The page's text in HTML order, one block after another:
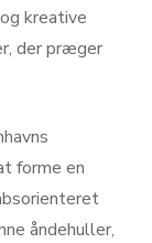
kreative
der præger
forme en
åndehuller,